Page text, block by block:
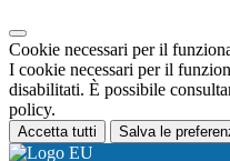
Cookie necessari per il
I cookie necessari per il
disabilitati. È possibile
policy.
Accetta tutti Salva le